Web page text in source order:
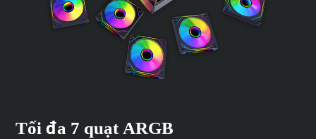
Tối đa 7 quạt ARGB